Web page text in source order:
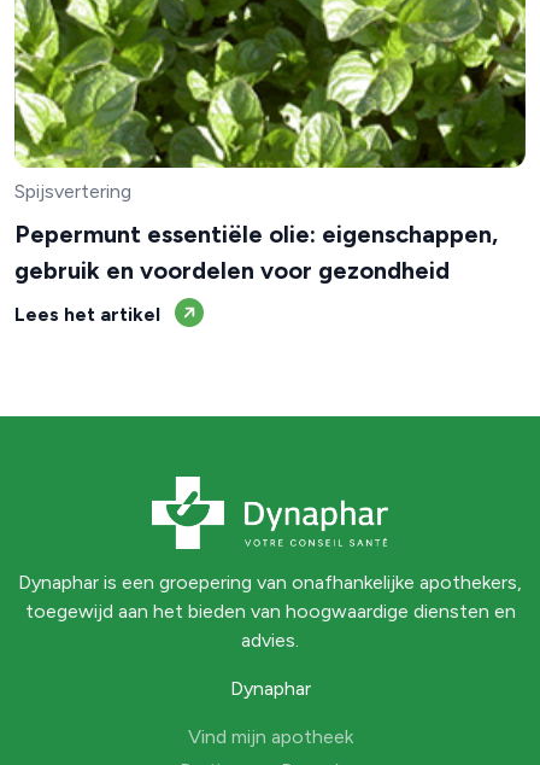
Spijsvertering
Pepermunt essentiële olie: eigenschappen,
gebruik en voordelen voor gezondheid
Lees het artikel
Dynaphar is een groepering van onafhankelijke apothekers,
toegewijd aan het bieden van hoogwaardige diensten en
advies.
Dynaphar
Vind mijn apotheek